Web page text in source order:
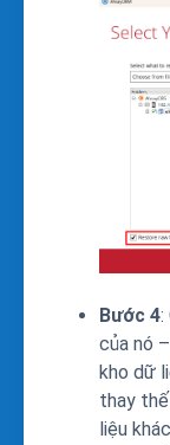
Bước 4:
của nó –
kho dữ
thay
liệu